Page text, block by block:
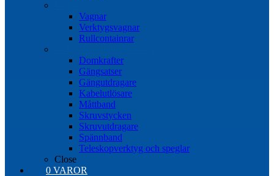
Vagnar
Verktygsvagnar
Rullcontainrar
Domkrafter
Gängsatser
Gängutdragare
Kabelutlösare
Måttband
Skruvstycken
Skruvutdragare
Spännband
Teleskopverktyg och speglar
Close
0 VAROR